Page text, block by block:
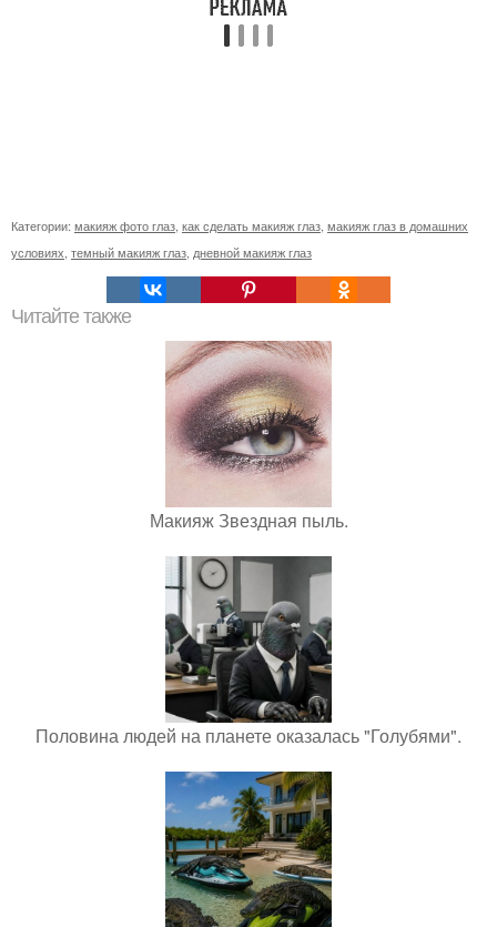
Категории: макияж фото глаз как сделать макияж глаз макияж глаз в домашних
условиях темный макияж глаз дневной макияж глаз
Читайте также
Макияж Звездная пыль.
Половина людей на планете оказалась "Голубями".